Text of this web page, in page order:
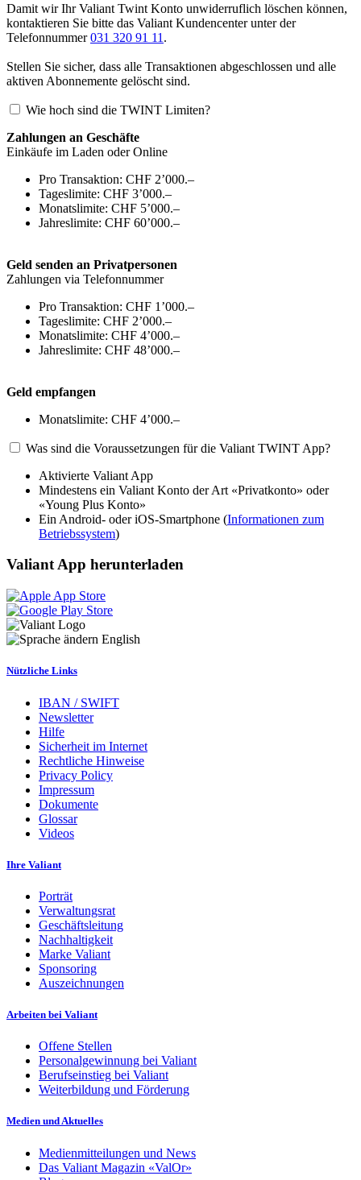
Damit wir Ihr Valiant Twint Konto unwiderruflich löschen können,
kontaktieren Sie bitte das Valiant Kundencenter unter der
Telefonnummer031 320 91 11 .
Stellen Sie sicher, dass alle Transaktionen abgeschlossen und alle
aktiven Abonnemente gelöscht sind.
Wie hoch sind die TWINT Limiten?
Zahlungen an Geschäfte
Einkäufe im Laden oder Online
Pro Transaktion: CHF 2’000.–
Tageslimite: CHF 3’000.–
Monatslimite: CHF 5’000.–
Jahreslimite: CHF 60’000.–
Geld senden an Privatpersonen
Zahlungen via Telefonnummer
Pro Transaktion: CHF 1’000.–
Tageslimite: CHF 2’000.–
Monatslimite: CHF 4’000.–
Jahreslimite: CHF 48’000.–
Geld empfangen
Monatslimite: CHF 4’000.–
Was sind die Voraussetzungen für die Valiant TWINT App?
Aktivierte Valiant App
Mindestens ein Valiant Konto der Art «Privatkonto» oder
«Young Plus Konto»
Ein Android- oder iOS-Smartphone (Informationen zum
Betriebssystem)
Valiant App herunterladen
English
Nützliche Links
IBAN / SWIFT
Newsletter
Hilfe
Sicherheit im Internet
Rechtliche Hinweise
Privacy Policy
Impressum
Dokumente
Glossar
Videos
Ihre Valiant
Porträt
Verwaltungsrat
Geschäftsleitung
Nachhaltigkeit
Marke Valiant
Sponsoring
Auszeichnungen
Arbeiten bei Valiant
Offene Stellen
Personalgewinnung bei Valiant
Berufseinstieg bei Valiant
Weiterbildung und Förderung
Medien und Aktuelles
Medienmitteilungen und News
Das Valiant Magazin «ValOr»